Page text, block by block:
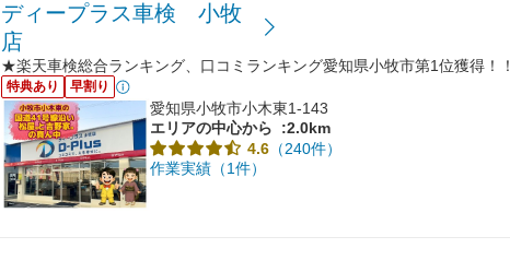
ディープラス車検 小牧
店
★楽天車検総合ランキング、口コミランキング愛知県小牧市第1位獲得！！
特典あり 早割り
愛知県小牧市小木東1-143
エリアの中心から
:2.0km
4.6 （240件）
作業実績（1件）